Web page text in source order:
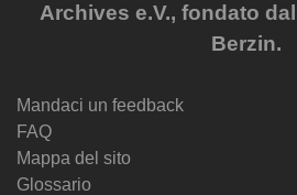
Archives e.V., fondato
Berzin.
Mandaci un feedback
FAQ
Mappa del sito
Glossario